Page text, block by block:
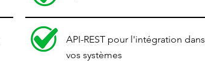
API-REST pour l'intégration dans
vos systèmes